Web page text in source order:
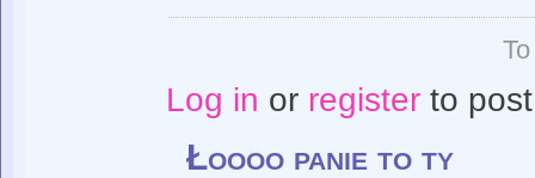
Log in or registerto post
Łoooo panie to ty